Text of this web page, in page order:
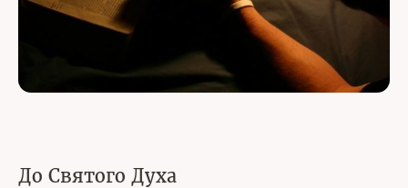
До Святого Духа